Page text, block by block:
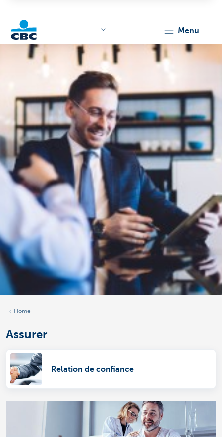
Corporate
menu
Home
Assurer
Relation de confiance